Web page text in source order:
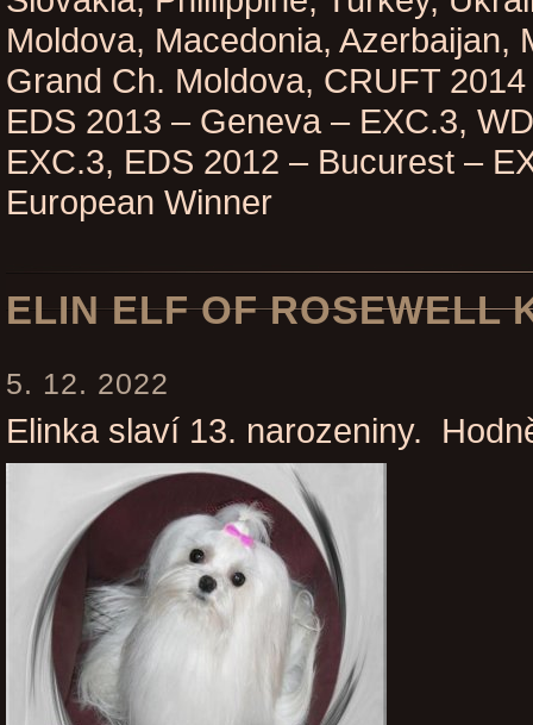
Moldova, Macedonia, Azerbaijan,
Grand Ch. Moldova, CRUFT
EDS 2013 – Geneva – EXC.3,
EXC.3, EDS 2012 – Bucurest –
European Winner
ELIN ELF OF ROSEWELL
5. 12. 2022
Elinka slaví 13. narozeniny.